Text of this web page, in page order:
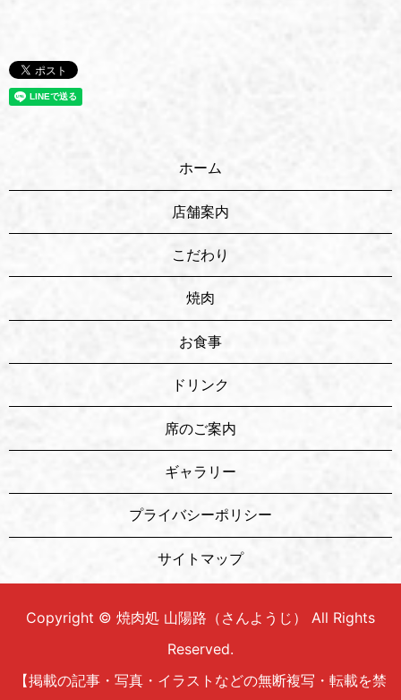
ホーム
店舗案内
こだわり
焼肉
お食事
ドリンク
席のご案内
ギャラリー
プライバシーポリシー
サイトマップ
Copyright © 焼肉処 山陽路（さんようじ） All Rights
Reserved.
【掲載の記事・写真・イラストなどの無断複写・転載を禁